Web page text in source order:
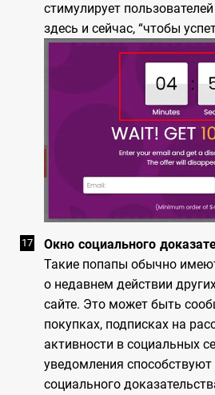
стимулирует
здесь и сейчас, “чтобы
Окно социального
Такие попапы обычно
о недавнем действии
сайте. Это может быть
покупках, подписках на
активности в социальных
уведомления
социального